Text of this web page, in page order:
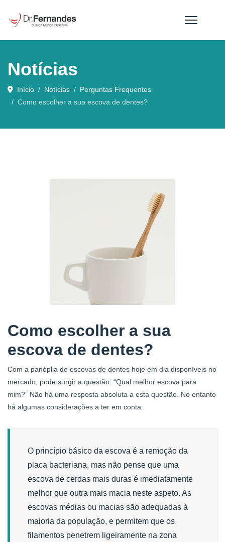
Notícias
Início Notícias
Perguntas Frequentes
Como escolher a sua escova de dentes?
Como escolher a sua
escova de dentes?
Com a panóplia de escovas de dentes hoje em dia disponíveis no
mercado, pode surgir a questão: “Qual melhor escova para
mim?” Não há uma resposta absoluta a esta questão. No entanto
há algumas considerações a ter em conta.
O princípio básico da escova é a remoção da
placa bacteriana, mas não pense que uma
escova de cerdas mais duras é imediatamente
melhor que outra mais macia neste aspeto. As
escovas médias ou macias são adequadas à
maioria da população, e permitem que os
filamentos penetrem ligeiramente na zona